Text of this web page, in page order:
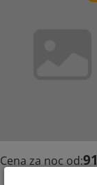
Cena za noc od: